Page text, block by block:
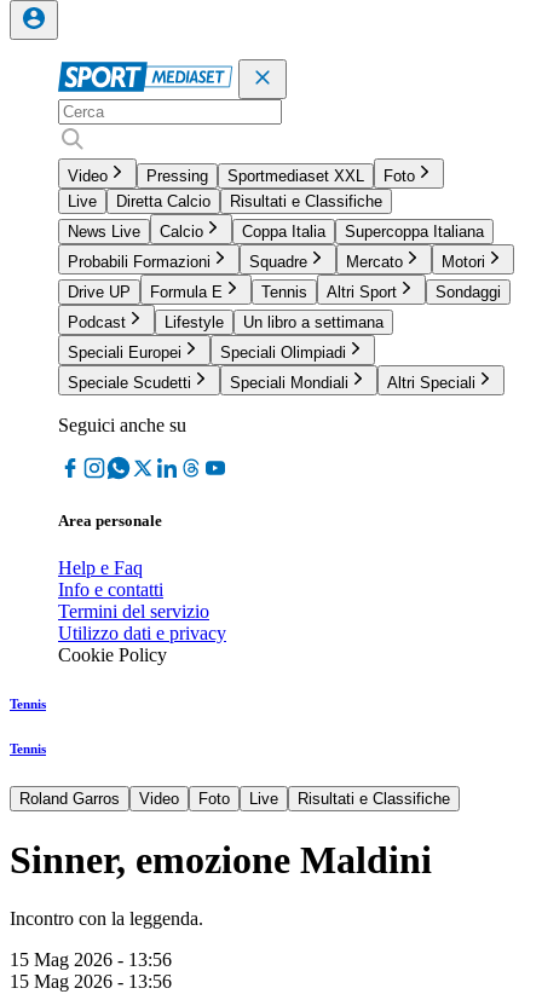
Video Pressing Sportmediaset XXL
Foto
Live
Diretta Calcio
Risultati e Classifiche
News Live
Calcio Coppa Italia
Supercoppa Italiana
Probabili Formazioni
Squadre Mercato
Motori
Drive UP
Formula E Tennis Altri Sport
Sondaggi
Podcast
Lifestyle
Un libro a settimana
Speciali Europei
Speciali Olimpiadi
Speciale Scudetti
Speciali Mondiali Altri Speciali
Seguici anche su
Area personale
Help e Faq
Info e contatti
Termini del servizio
Utilizzo dati e privacy
Cookie Policy
Tennis
Tennis
Roland Garros Video Foto Live Risultati e Classifiche
Sinner, emozione Maldini
Incontro con la leggenda.
15 Mag 2026 - 13:56
15 Mag 2026 - 13:56